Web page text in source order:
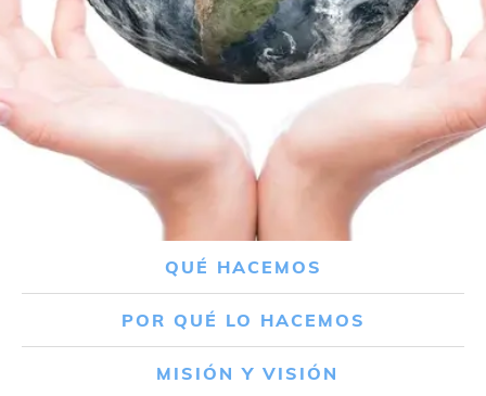
QUÉ HACEMOS
POR QUÉ LO HACEMOS
MISIÓN Y VISIÓN